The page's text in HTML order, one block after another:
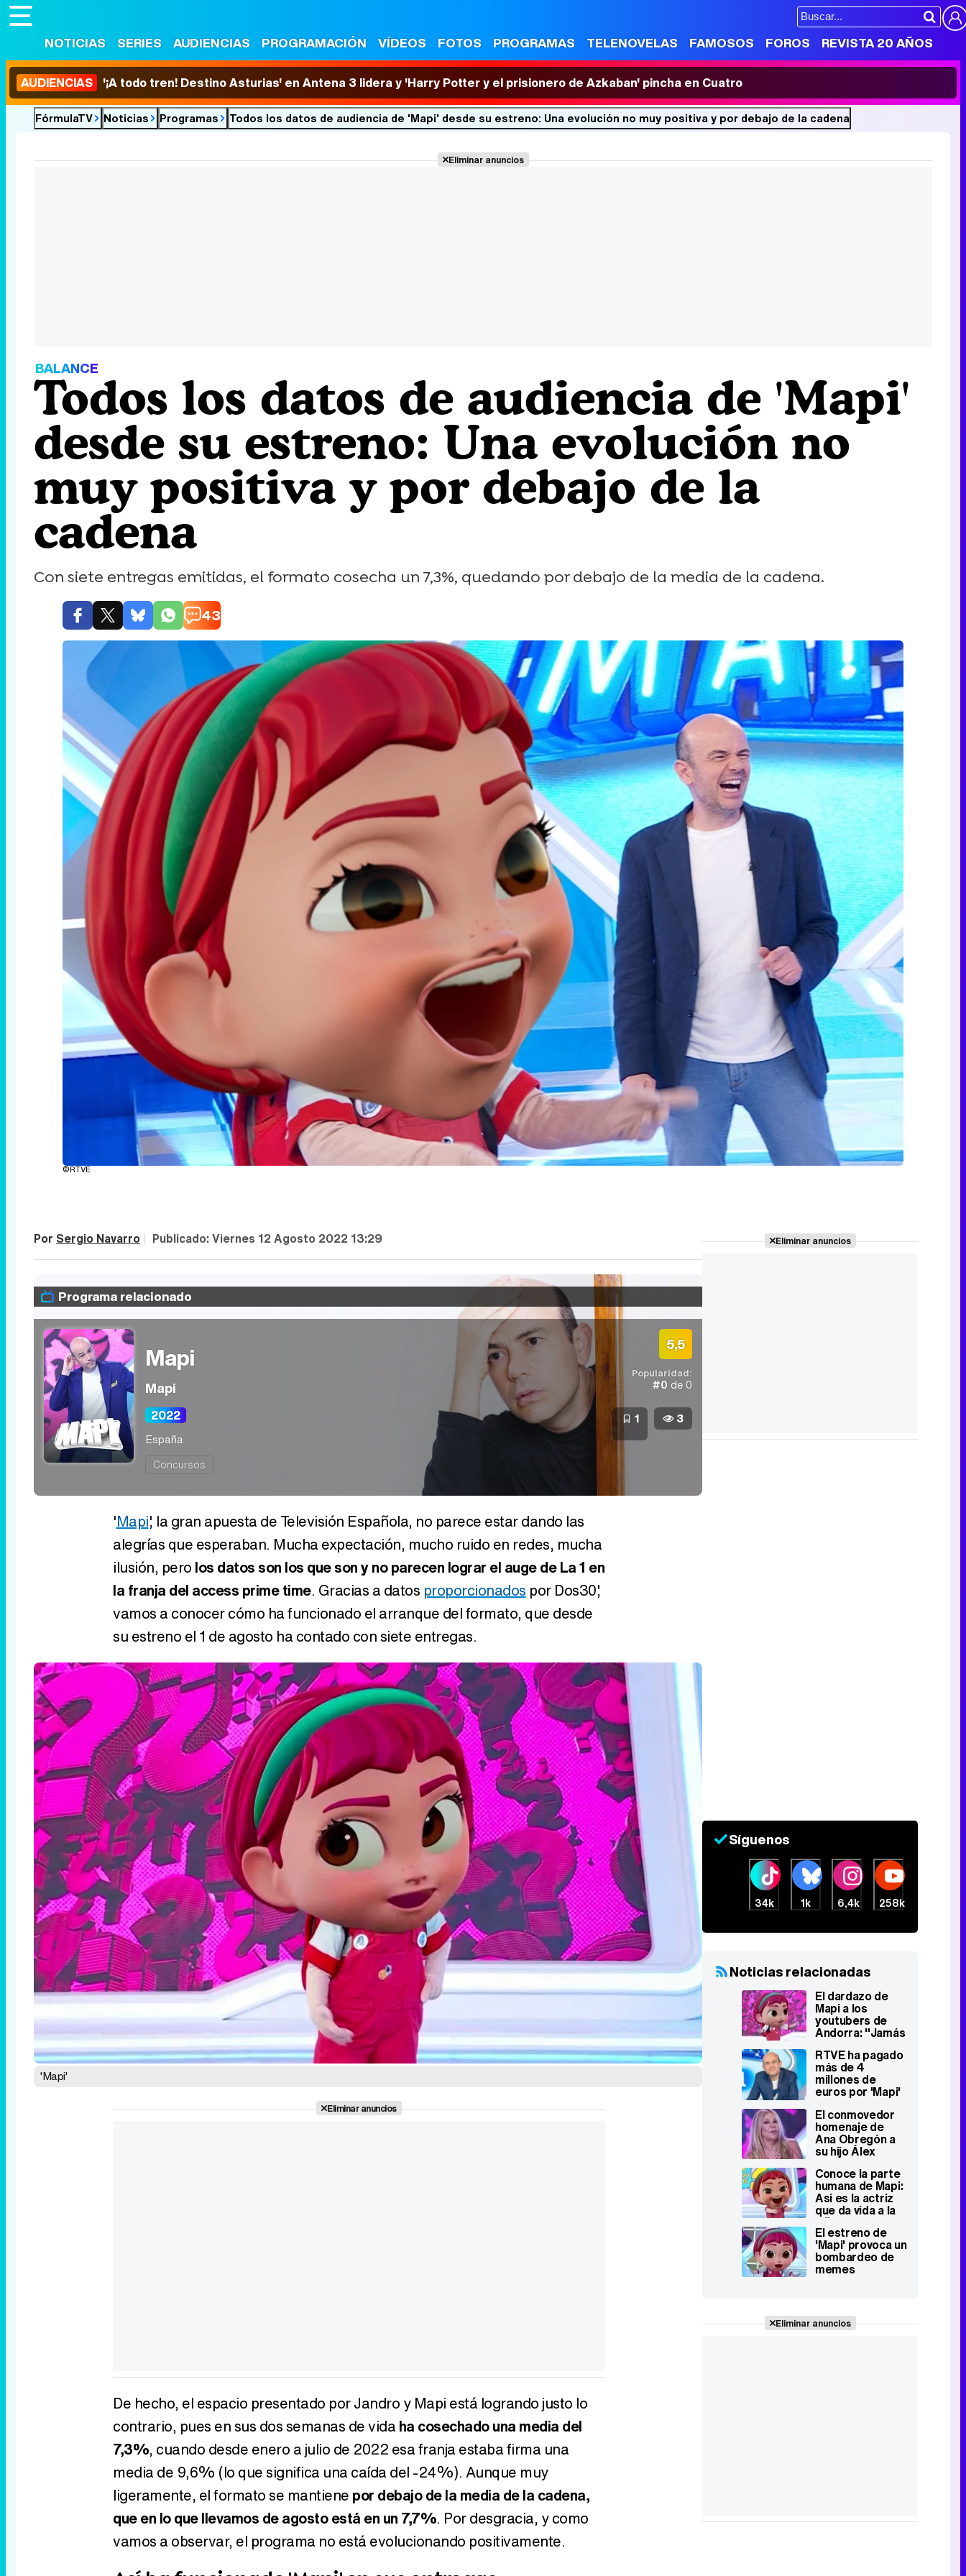
NOTICIAS SERIES AUDIENCIAS PROGRAMACIÓN VÍDEOS FOTOS PROGRAMAS TELENOVELAS FAMOSOS FOROS REVISTA 20 AÑOS
AUDIENCIAS '¡A todo tren! Destino Asturias' en Antena 3 lidera y 'Harry Potter y el prisionero de Azkaban' pincha en Cuatro
FórmulaTV Noticias Programas Todos los datos de audiencia de 'Mapi' desde su estreno: Una evolución no muy positiva y por debajo de la cadena
Eliminar anuncios
BALANCE
Todos los datos de audiencia de 'Mapi'
desde su estreno: Una evolución no
muy positiva y por debajo de la
cadena
Con siete entregas emitidas, el formato cosecha un 7,3%, quedando por debajo de la media de la cadena.
43
©RTVE
Por Sergio Navarro | Publicado:Viernes 12 Agosto 2022 13:29
Programa relacionado
Mapi
Mapi
2022
España
Concursos
5,5
Popularidad:
#0 de 0
1 3
'Mapi', la gran apuesta de Televisión Española, no parece estar dando las
alegrías que esperaban. Mucha expectación, mucho ruido en redes, mucha
ilusión, pero los datos son los que son y no parecen lograr el auge de La 1 en
la franja del access prime time. Gracias a datos proporcionados por Dos30',
vamos a conocer cómo ha funcionado el arranque del formato, que desde
su estreno el 1 de agosto ha contado con siete entregas.
'Mapi'
Eliminar anuncios
De hecho, el espacio presentado por Jandro y Mapi está logrando justo lo
contrario, pues en sus dos semanas de vida ha cosechado una media del
7,3%, cuando desde enero a julio de 2022 esa franja estaba firma una
media de 9,6% (lo que significa una caída del -24%). Aunque muy
ligeramente, el formato se mantiene por debajo de la media de la cadena,
que en lo que llevamos de agosto está en un 7,7%. Por desgracia, y como
vamos a observar, el programa no está evolucionando positivamente.
Eliminar anuncios
Síguenos
34k 1k 6,4k 258k
Noticias relacionadas
El dardazo de
Mapi a los
youtubers de
Andorra: "Jamás
dinero negro"
RTVE ha pagado
más de 4
millones de
euros por 'Mapi'
El conmovedor
homenaje de
Ana Obregón a
su hijo Álex
Lequio en 'Mapi'
Conoce la parte
humana de Mapi:
Así es la actriz
que da vida a la
niña virtual RTVE
El estreno de
'Mapi' provoca un
bombardeo de
memes
Eliminar anuncios